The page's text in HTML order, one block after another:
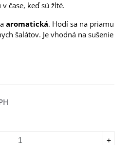
čase, keď sú žlté.
a aromatická. Hodí sa na priamu
šalátov. Je vhodná na sušenie
+